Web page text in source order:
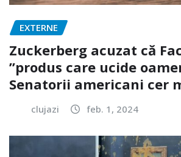
EXTERNE
Zuckerberg acuzat că
”produs care ucide
Senatorii americani cer
clujazi feb. 1, 2024